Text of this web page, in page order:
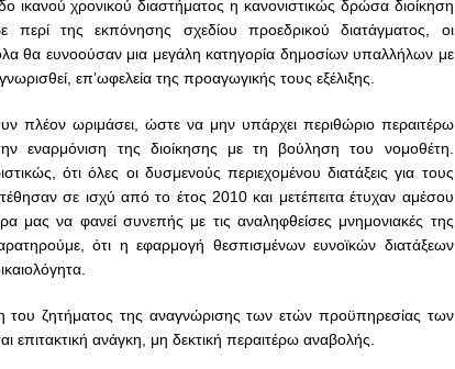
ικανού χρονικού διαστήματος η κανονιστικώς δρώσα διοίκηση
περί της εκπόνησης σχεδίου προεδρικού διατάγματος, οι
θα ευνοούσαν μια μεγάλη κατηγορία δημοσίων υπαλλήλων με
επ’ωφελεία της προαγωγικής τους εξέλιξης.
πλέον ωριμάσει, ώστε να μην υπάρχει περιθώριο περαιτέρω
εναρμόνιση της διοίκησης με τη βούληση του νομοθέτη.
ότι όλες οι δυσμενούς περιεχομένου διατάξεις για τους
σε ισχύ από το έτος 2010 και μετέπειτα έτυχαν αμέσου
μας να φανεί συνεπής με τις αναληφθείσες μνημονιακές της
ότι η εφαρμογή θεσπισμένων ευνοϊκών διατάξεων
του ζητήματος της αναγνώρισης των ετών προϋπηρεσίας των
επιτακτική ανάγκη, μη δεκτική περαιτέρω αναβολής.